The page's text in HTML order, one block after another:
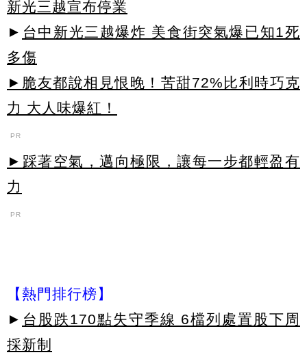
新光三越宣布停業
► 台中新光三越爆炸 美食街突氣爆已知1死
多傷
►脆友都說相見恨晚！苦甜72%比利時巧克
力 大人味爆紅！
PR
►踩著空氣，邁向極限，讓每一步都輕盈有
力
PR
【熱門排行榜】
► 台股跌170點失守季線 6檔列處置股下周
採新制